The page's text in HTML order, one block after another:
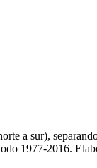
a sur),
1977-2016.